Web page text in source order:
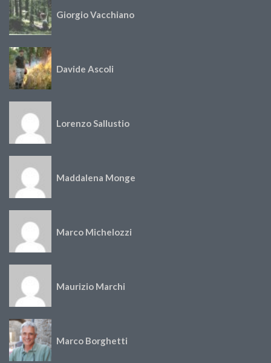
Giorgio Vacchiano
Davide Ascoli
Lorenzo Sallustio
Maddalena Monge
Marco Michelozzi
Maurizio Marchi
Marco Borghetti